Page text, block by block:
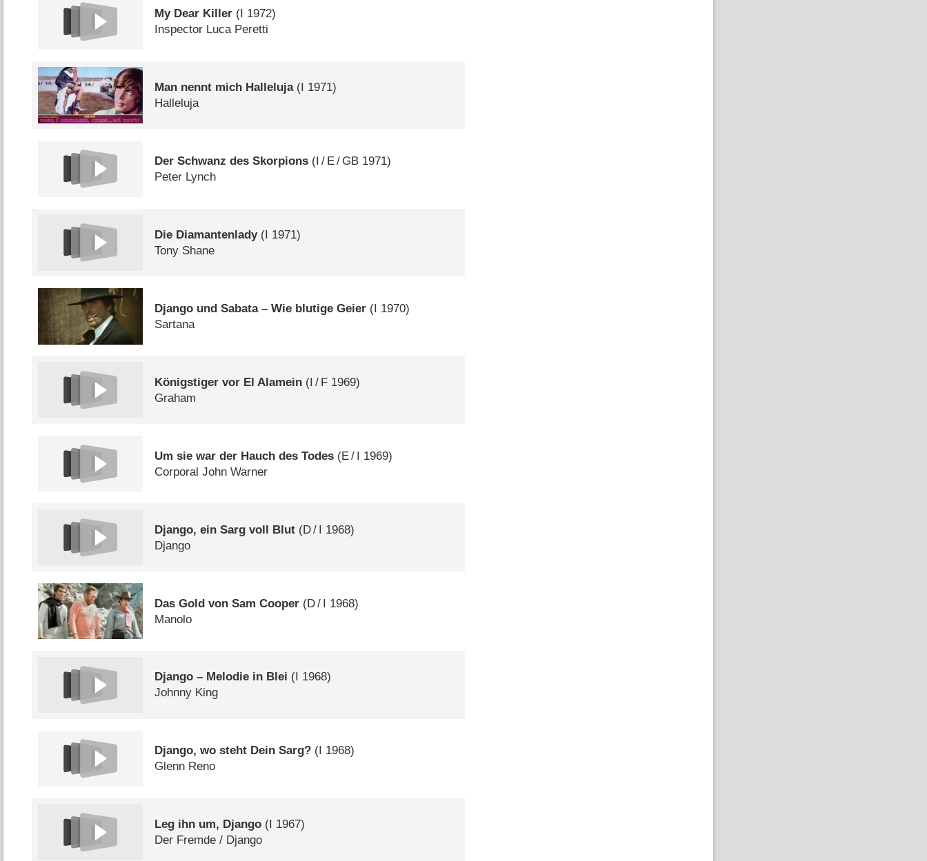
My Dear Killer ( 1972)
Inspector Luca Peretti
Man nennt mich Halleluja(I 1971)
Halleluja
Der Schwanz des Skorpions (I / E/ GB 1971)
Peter Lynch
Die Diamantenlady(I 1971)
Tony Shane
Django und Sabata – Wie blutige Geier (I 1970)
Sartana
Königstiger vor El Alamein (I / F 1969)
Graham
Um sie war der Hauch des Todes (E/ I 1969)
Corporal John Warner
Django, ein Sarg voll Blut (D/ I 1968)
Django
Das Gold von Sam Cooper (D/ I 1968)
Manolo
Django – Melodie in Blei ( 1968)
Johnny King
Django, wo steht Dein Sarg? ( 1968)
Glenn Reno
Leg ihn um, Django ( 1967)
Der Fremde /​ Django